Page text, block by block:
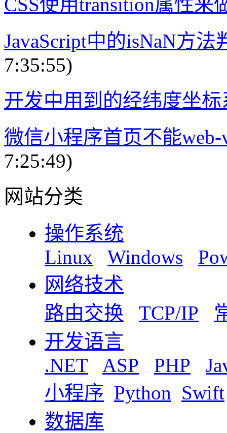
CSS使用transition属性来
JavaScript中的isNaN方
7:35:55)
开发中用到的经纬度坐标
微信小程序首页不能
7:25:49)
网站分类
操作系统
Linux
Windows
网络技术
路由交换
TCP/IP
开发语言
.NET
ASP PHP
小程序 Python Swift
数据库